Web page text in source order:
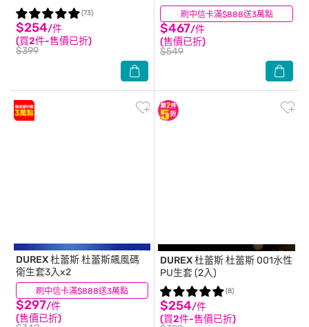
$254/件
(買2件-售價已折)
$399
(73) 刷中信卡滿$888送3萬點
$467/件
(售價已折)
$549
(21)
刷中信卡滿$888送3萬點
DUREX 杜蕾斯杜蕾斯飆風碼
衛生套3入x2
$297/件
(售價已折)
(9)
DUREX 杜蕾斯杜蕾斯 001水性
PU生套 (2入)
$254/件
(買2件-售價已折)
(8)